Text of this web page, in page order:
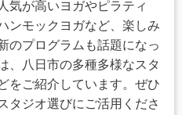
気が高いヨガやピラティ
ンモックヨガなど、楽しみ
のプログラムも話題になっ
、八日市の多種多様なスタ
をご紹介しています。ぜひ
タジオ選びにご活用くださ